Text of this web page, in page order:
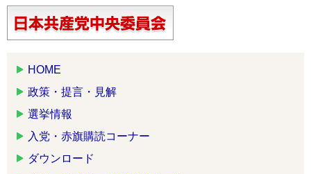
HOME
政策・提言・見解
選挙情報
入党・赤旗購読コーナー
ダウンロード